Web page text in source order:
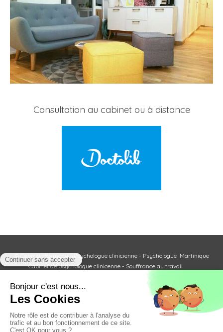
Consultation au cabinet ou à distance
© Cabinet Harmony - Psychologue clinicienne - Psychologue Martinique
Cabinet de psychologue clinicenne - Souffrance au travail
Agrément du ministère de la Santé - N°Adeli : 9B9304251
Les entretiens avec un psychologue clinicien sont encadrés par le code de
Afficher le téléphone